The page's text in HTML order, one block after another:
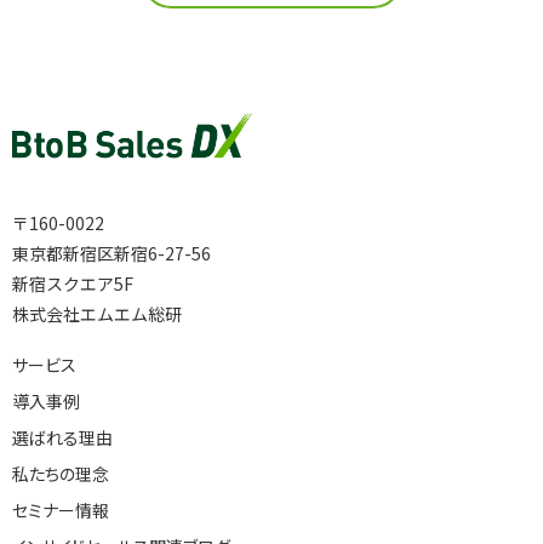
インサイドセールスセルフマネジメント支援ツール（KPI・進
捗可視化）
ナーチャリングコンテンツ内製化支援（資料・動画）
〒160-0022
東京都新宿区新宿6-27-56
新宿スクエア5F
株式会社エムエム総研
サービス
導入事例
選ばれる理由
私たちの理念
セミナー情報